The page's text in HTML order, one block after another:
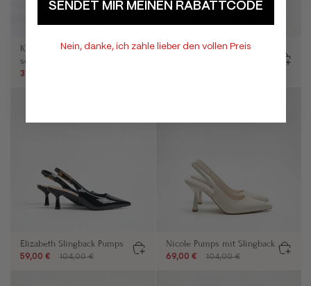
Karen Sandaletten mit
schmalen Riemchen
34,00 €
Christina Sandalette mit
Elizabeth Slingback Pumps
59,00 € 104,00 €
Nicole Pumps mit Slingback
69,00 € 104,00 €
SENDET MIR MEINEN RABATTCODE
Nein, danke, ich zahle lieber den vollen Preis